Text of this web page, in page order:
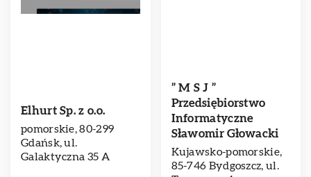
Elhurt Sp. z o.o.
pomorskie, 80-299
Gdańsk, ul.
Galaktyczna 35 A
” M S J ”
Przedsiębiorstwo
Informatyczne
Sławomir Głowacki
Kujawsko-pomorskie,
85-746 Bydgoszcz, ul.